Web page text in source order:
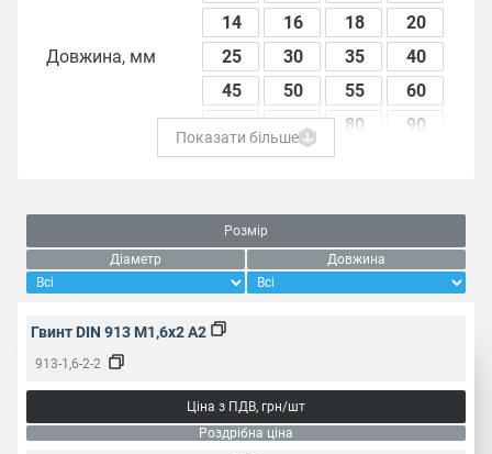
Довжина, мм
14
16 18
20
25
30 35
40
45
50 55
60
65
70 80
90
100
110
10 25 50
100
200
250 500 1000
Шліц
Галузь
Меблева промисловість
Показати більше
Розмір
Діаметр
Довжина
Гвинт DIN 913 M1,6x2 A2
913-1,6-2-2
Ціна з ПДВ, грн/шт
Роздрібна ціна